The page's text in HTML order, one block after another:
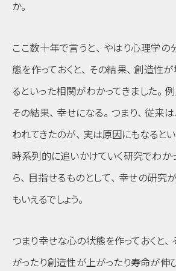
か。
ここ数十年で言うと、 やはり心理学の
態を作っておくと、 その結果、 創造性が
るといった相関がわかってきました。
その結果、 幸せになる。 つまり、 従来は、
われてきたのが、 実は原因にもなると
時系列的に追いかけていく研究でわか
ら、 目指せるものとして、 幸せの研究
もいえるでしょう。
つまり幸せな心の状態を作っておくと、
がったり創造性が上がったり寿命が伸